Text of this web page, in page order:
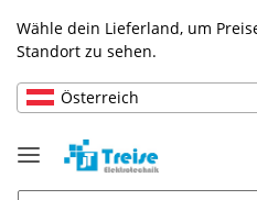
Wähle dein Lieferland, um
Standort zu sehen.
Österreich